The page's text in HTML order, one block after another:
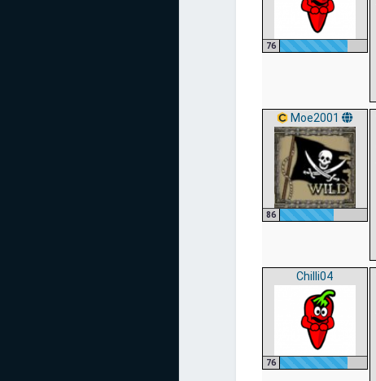
76
Moe2001
86
Chilli04
76